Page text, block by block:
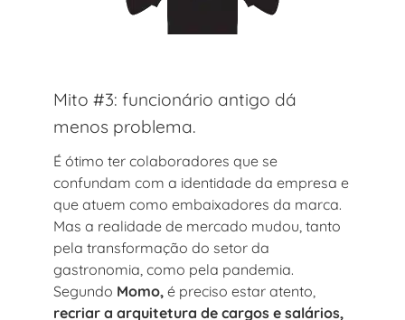
Mito #3: funcionário antigo dá
menos problema.
É ótimo ter colaboradores que se
confundam com a identidade da empresa e
que atuem como embaixadores da marca.
Mas a realidade de mercado mudou, tanto
pela transformação do setor da
gastronomia, como pela pandemia.
Segundo Momo, é preciso estar atento,
recriar a arquitetura de cargos e salários,